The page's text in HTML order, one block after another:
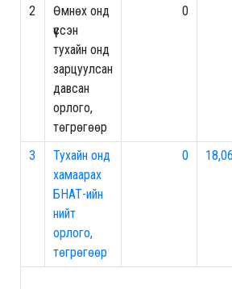
2
Өмнөх онд
үүссэн
тухайн онд
зарцуулсан
давсан
орлого,
төгрөгөөр
0
3
Тухайн онд
хамаарах
БНАТ-ийн
нийт
орлого,
төгрөгөөр
0